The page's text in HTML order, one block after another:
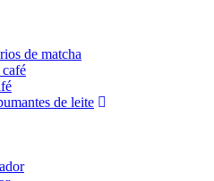
de matcha
de leite